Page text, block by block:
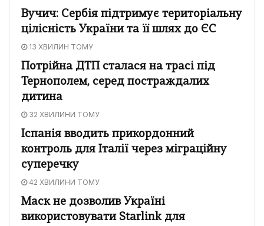
Вучич: Сербія підтримує територіальну
цілісність України та її шлях до ЄС
13 ХВИЛИН ТОМУ
Потрійна ДТП сталася на трасі під
Тернополем, серед постраждалих
дитина
32 ХВИЛИНИ ТОМУ
Іспанія вводить прикордонний
контроль для Італії через міграційну
суперечку
42 ХВИЛИНИ ТОМУ
Маск не дозволив Україні
використовувати Starlink для